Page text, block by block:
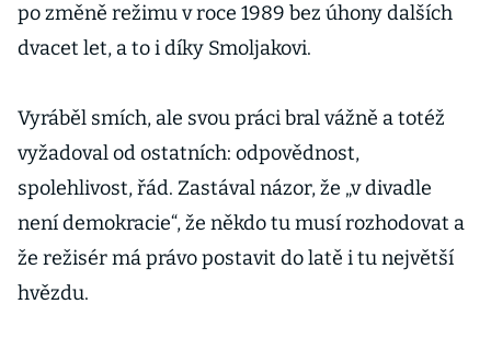
po změně režimu v roce 1989 bez úhony dalších
dvacet let, a to i díky Smoljakovi.
Vyráběl smích, ale svou práci bral vážně a totéž
vyžadoval od ostatních: odpovědnost,
spolehlivost, řád. Zastával názor, že „v divadle
není demokracie“, že někdo tu musí rozhodovat a
že režisér má právo postavit do latě i tu největší
hvězdu.